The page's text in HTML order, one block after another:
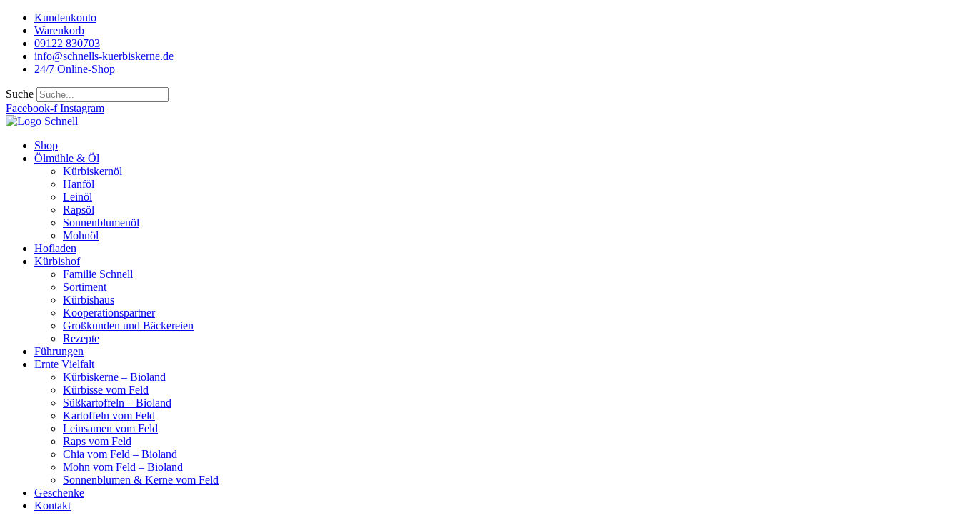
Kundenkonto
Warenkorb
09122 830703
info@schnells-kuerbiskerne.de
24/7 Online-Shop
Suche
Facebook-f Instagram
Shop
Ölmühle & Öl
Kürbiskernöl
Hanföl
Leinöl
Rapsöl
Sonnenblumenöl
Mohnöl
Hofladen
Kürbishof
Familie Schnell
Sortiment
Kürbishaus
Kooperationspartner
Großkunden und Bäckereien
Rezepte
Führungen
Ernte Vielfalt
Kürbiskerne – Bioland
Kürbisse vom Feld
Süßkartoffeln – Bioland
Kartoffeln vom Feld
Leinsamen vom Feld
Raps vom Feld
Chia vom Feld – Bioland
Mohn vom Feld – Bioland
Sonnenblumen & Kerne vom Feld
Geschenke
Kontakt